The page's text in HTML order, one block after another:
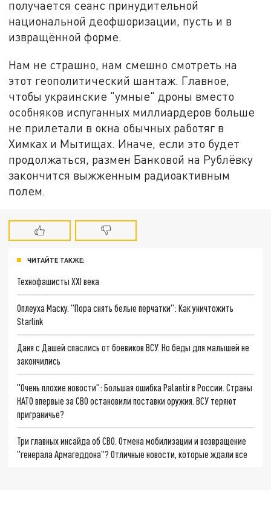
получается сеанс принудительной
национальной деофшоризации, пусть и в
извращённой форме.
Нам не страшно, нам смешно смотреть на
этот геополитический шантаж. Главное,
чтобы украинские "умные" дроны вместо
особняков испуганных миллиардеров больше
не прилетали в окна обычных работяг в
Химках и Мытищах. Иначе, если это будет
продолжаться, размен Банковой на Рублёвку
закончится выжженным радиоактивным
полем.
ЧИТАЙТЕ ТАКЖЕ:
Технофашисты XXI века
Оплеуха Маску. "Пора снять белые перчатки": Как уничтожить
Starlink
Даня с Дашей спаслись от боевиков ВСУ. Но беды для малышей не
закончились
"Очень плохие новости": Большая ошибка Palantir в России. Страны
НАТО впервые за СВО остановили поставки оружия. ВСУ теряют
приграничье?
Три главных инсайда об СВО. Отмена мобилизации и возвращение
"генерала Армагеддона"? Отличные новости, которые ждали все